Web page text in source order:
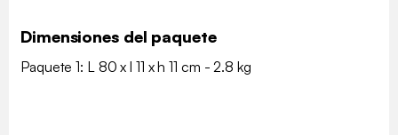
Dimensiones del paquete
Paquete 1: L 80 x l 11 x h 11 cm - 2.8 kg